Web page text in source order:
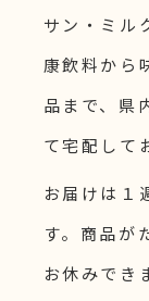
サン・ミル
康飲料から
品まで、県
て宅配して
お届けは１
す。商品が
お休みでき